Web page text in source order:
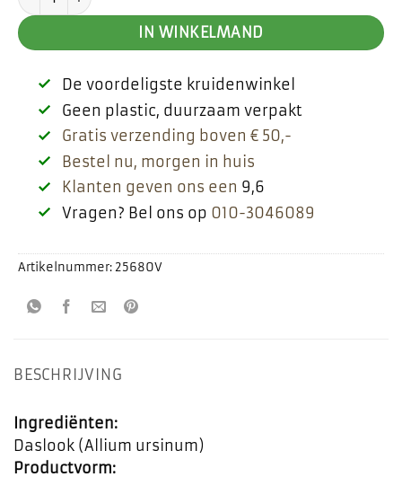
IN WINKELMAND
De voordeligste kruidenwinkel
Geen plastic, duurzaam verpakt
Gratis verzending boven € 50,-
Bestel nu, morgen in huis
Klanten geven ons een 9,6
Vragen? Bel ons op 010-3046089
Artikelnummer:25680V
BESCHRIJVING
Ingrediënten:
Daslook (Allium ursinum)
Productvorm: